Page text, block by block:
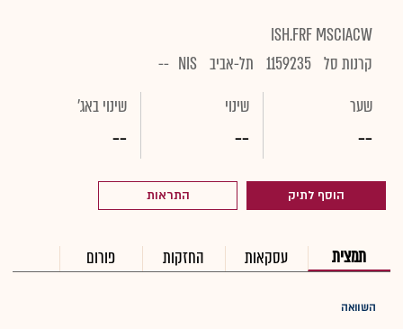
ISH.FRF MSCIACW
קרנות סל 1159235 תל-אביב NIS
--
שער
--
שינוי
--
שינוי באג'
--
הוסף לתיק התראות
תמצית עסקאות החזקות פורום
השוואה